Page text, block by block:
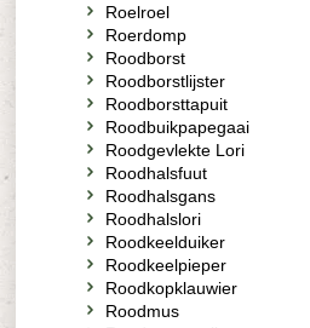
Roelroel
Roerdomp
Roodborst
Roodborstlijster
Roodborsttapuit
Roodbuikpapegaai
Roodgevlekte Lori
Roodhalsfuut
Roodhalsgans
Roodhalslori
Roodkeelduiker
Roodkeelpieper
Roodkopklauwier
Roodmus